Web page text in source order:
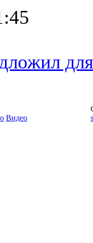
Видео